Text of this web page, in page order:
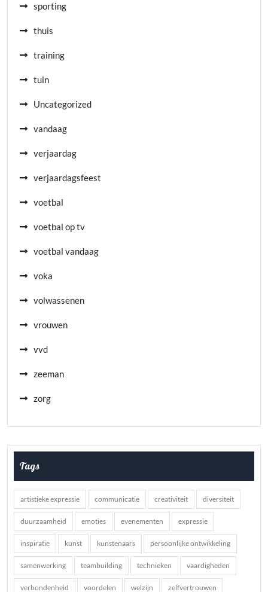
sporting
thuis
training
tuin
Uncategorized
vandaag
verjaardag
verjaardagsfeest
voetbal
voetbal op tv
voetbal vandaag
voka
volwassenen
vrouwen
vvd
zeeman
zorg
Tags
artistieke expressie communicatie creativiteit diversiteit
duurzaamheid emoties evenementen expressie
inspiratie kunst kunstenaars persoonlijke ontwikkeling
samenwerking teambuilding technieken vaardigheden
verbondenheid voordelen welzijn zelfvertrouwen